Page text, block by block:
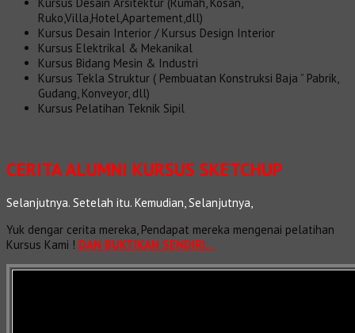
Ruko,Villa,Hotel,Apartement,dll)
Kursus Desain Interior / Kursus Design Interior
Kursus Elektrikal & Mekanikal
Kursus Bidang Mesin & Industri
Kursus Tekla Struktur ( Pembuatan Konstruksi Baja ” Pabrik,
Gudang, Konveyor, dll)
Kursus Pelatihan Teknik Sipil
CERITA ALUMNI KURSUS SKETCHUP
Selanjutnya. Setelah itu. Kemudian, Selanjutnya,
Yuk dengar cerita mereka, Pendapat mereka mengenai pelatihan
Kursus Kami ! DAN BUKTIKAN SENDIRI…